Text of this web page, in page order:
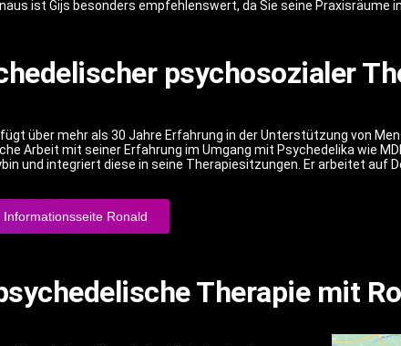
ist Gijs besonders empfehlenswert, da Sie seine Praxisräume
psychosozialer
über mehr als 30 Jahre Erfahrung in der Unterstützung von
Arbeit mit seiner Erfahrung im Umgang mit Psychedelika wie
und integriert diese in seine Therapiesitzungen. Er arbeitet auf
Informationsseite Ronald
Therapie mit